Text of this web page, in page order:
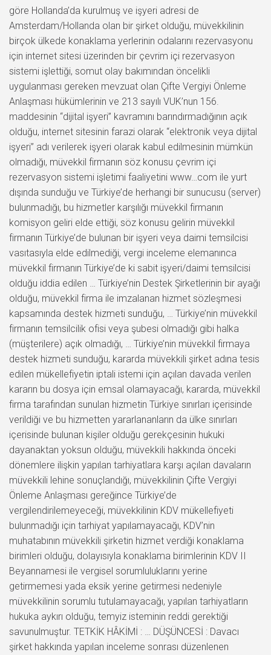
göre Hollanda’da kurulmuş ve işyeri adresi de
Amsterdam/Hollanda olan bir şirket olduğu, müvekkilinin
birçok ülkede konaklama yerlerinin odalarını rezervasyonu
için internet sitesi üzerinden bir çevrim içi rezervasyon
sistemi işlettiği, somut olay bakımından öncelikli
uygulanması gereken mevzuat olan Çifte Vergiyi Önleme
Anlaşması hükümlerinin ve 213 sayılı VUK’nun 156.
maddesinin “dijital işyeri” kavramını barındırmadığının açık
olduğu, internet sitesinin farazi olarak “elektronik veya dijital
işyeri” adı verilerek işyeri olarak kabul edilmesinin mümkün
olmadığı, müvekkil firmanın söz konusu çevrim içi
rezervasyon sistemi işletimi faaliyetini www…com ile yurt
dışında sunduğu ve Türkiye’de herhangi bir sunucusu (server)
bulunmadığı, bu hizmetler karşılığı müvekkil firmanın
komisyon geliri elde ettiği, söz konusu gelirin müvekkil
firmanın Türkiye’de bulunan bir işyeri veya daimi temsilcisi
vasıtasıyla elde edilmediği, vergi inceleme elemanınca
müvekkil firmanın Türkiye’de ki sabit işyeri/daimi temsilcisi
olduğu iddia edilen … Türkiye’nin Destek Şirketlerinin bir ayağı
olduğu, müvekkil firma ile imzalanan hizmet sözleşmesi
kapsamında destek hizmeti sunduğu, … Türkiye’nin müvekkil
firmanın temsilcilik ofisi veya şubesi olmadığı gibi halka
(müşterilere) açık olmadığı, … Türkiye’nin müvekkil firmaya
destek hizmeti sunduğu, kararda müvekkili şirket adına tesis
edilen mükellefiyetin iptali istemi için açılan davada verilen
kararın bu dosya için emsal olamayacağı, kararda, müvekkil
firma tarafından sunulan hizmetin Türkiye sınırları içerisinde
verildiği ve bu hizmetten yararlananların da ülke sınırları
içerisinde bulunan kişiler olduğu gerekçesinin hukuki
dayanaktan yoksun olduğu, müvekkili hakkında önceki
dönemlere ilişkin yapılan tarhiyatlara karşı açılan davaların
müvekkili lehine sonuçlandığı, müvekkilinin Çifte Vergiyi
Önleme Anlaşması gereğince Türkiye’de
vergilendirilemeyeceği, müvekkilinin KDV mükellefiyeti
bulunmadığı için tarhiyat yapılamayacağı, KDV’nin
muhatabının müvekkili şirketin hizmet verdiği konaklama
birimleri olduğu, dolayısıyla konaklama birimlerinin KDV II
Beyannamesi ile vergisel sorumluluklarını yerine
getirmemesi yada eksik yerine getirmesi nedeniyle
müvekkilinin sorumlu tutulamayacağı, yapılan tarhiyatların
hukuka aykırı olduğu, temyiz isteminin reddi gerektiği
savunulmuştur. TETKİK HÂKİMİ : … DÜŞÜNCESİ : Davacı
şirket hakkında yapılan inceleme sonrası düzenlenen